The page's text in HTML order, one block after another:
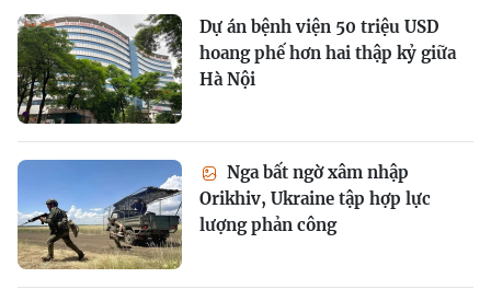
Dự án bệnh viện 50 triệu USD
hoang phế hơn hai thập kỷ giữa
Hà Nội
Nga bất ngờ xâm nhập
Orikhiv, Ukraine tập hợp lực
lượng phản công